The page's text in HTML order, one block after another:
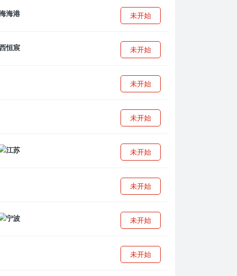
未开始
未开始
未开始
未开始
未开始
未开始
未开始
未开始